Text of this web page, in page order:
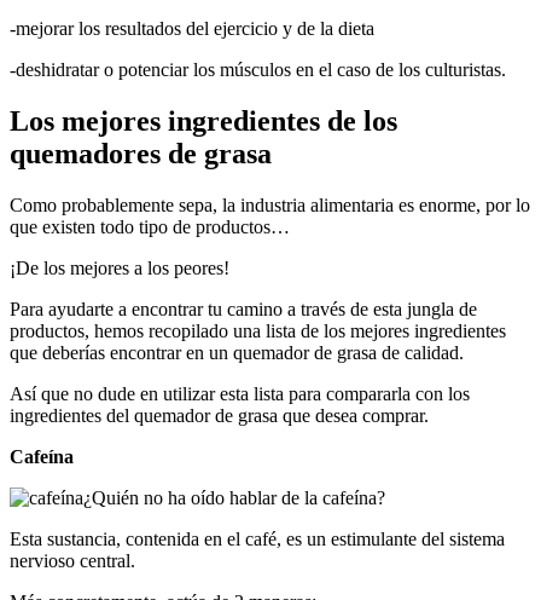
-mejorar los resultados del ejercicio y de la dieta
-deshidratar o potenciar los músculos en el caso de los culturistas.
Los mejores ingredientes de los
quemadores de grasa
Como probablemente sepa, la industria alimentaria es enorme, por lo
que existen todo tipo de productos…
¡De los mejores a los peores!
Para ayudarte a encontrar tu camino a través de esta jungla de
productos, hemos recopilado una lista de los mejores ingredientes
que deberías encontrar en un quemador de grasa de calidad.
Así que no dude en utilizar esta lista para compararla con los
ingredientes del quemador de grasa que desea comprar.
Cafeína
¿Quién no ha oído hablar de la cafeína?
Esta sustancia, contenida en el café, es un estimulante del sistema
nervioso central.